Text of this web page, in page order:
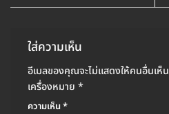
ใส่ความเห็น
อีเมลของคุณจะไม่แสดงให้คนอื่นเห็น
เครื่องหมาย *
ความเห็น*